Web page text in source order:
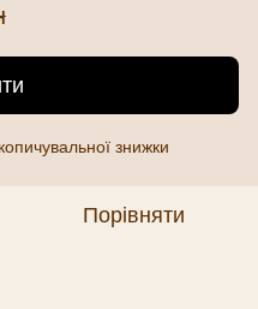
знижки
Порівняти